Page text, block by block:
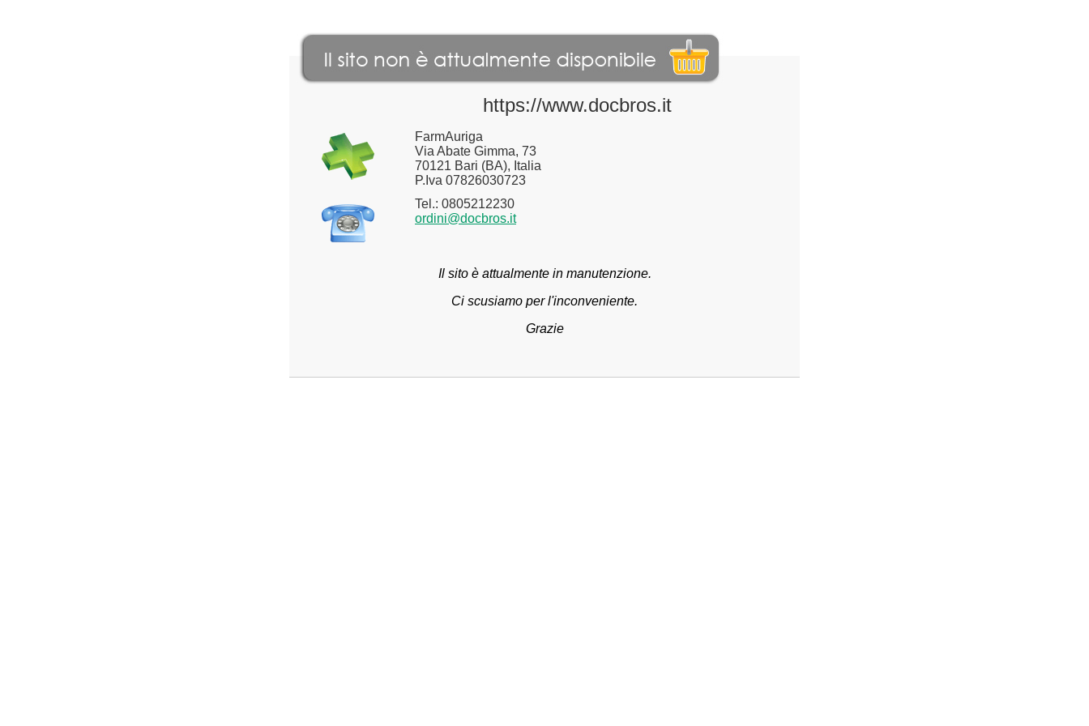
https://www.docbros.it
FarmAuriga
Via Abate Gimma, 73
70121 Bari (BA), Italia
P.Iva 07826030723
Tel.: 0805212230
ordini@docbros.it
Il sito è attualmente in manutenzione.
Ci scusiamo per l'inconveniente.
Grazie